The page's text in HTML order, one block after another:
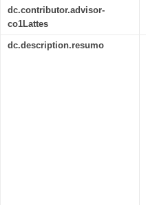
dc.contributor.advisor-
co1Lattes
dc.description.resumo